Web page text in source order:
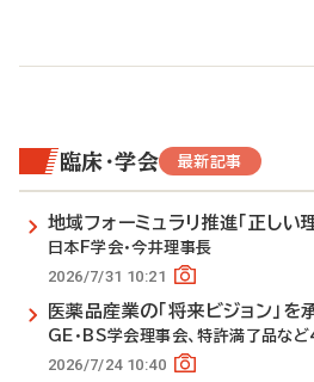
臨床・学会 最新記事
地域フォーミュラリ推進「正しい
日本F学会・今井理事長
2026/7/31 10:21
医薬品産業の「将来ビジョン」を
GE・BS学会理事会、特許満了品な
2026/7/24 10:40